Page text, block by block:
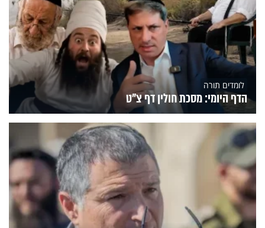
לומדים תורה
הדף היומי: מסכת חולין דף צ"ט